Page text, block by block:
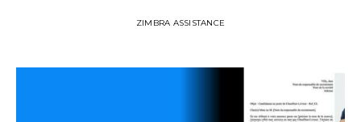
ZIMBRA ASSISTANCE